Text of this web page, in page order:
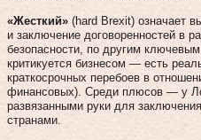
«Жесткий» (hard Brexit) означает
и заключение договоренностей в
безопасности, по другим
критикуется бизнесом — есть
краткосрочных перебоев в
финансовых). Среди плюсов — у
развязанными руки для
странами.